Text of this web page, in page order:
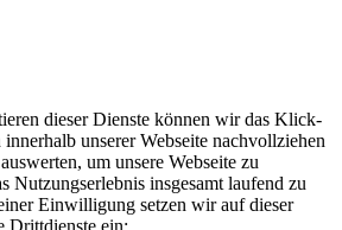
dieser Dienste können wir das Klick-
unserer Webseite nachvollziehen
um unsere Webseite zu
Nutzungserlebnis insgesamt laufend zu
Einwilligung setzen wir auf dieser
Drittdienste ein: